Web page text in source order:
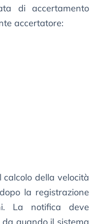
di accertamento
accertatore:
calcolo della velocità
la registrazione
La notifica deve